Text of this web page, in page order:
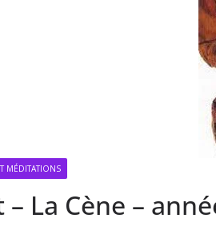
MÉDITATIONS
– La Cène –